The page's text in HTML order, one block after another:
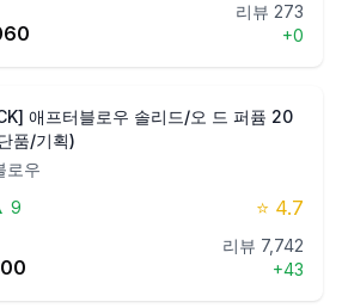
리뷰 273
+0
애프터블로우 솔리드/오 드 퍼퓸 20
품/기획)
로우
9 ⭐ 4.7
리뷰 7,742
+43